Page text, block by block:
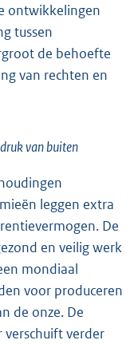
ontwikkelingen
tussen
de behoefte
van rechten en
van buiten
leggen extra
De
en veilig werk
mondiaal
voor produceren
de onze. De
verschuift verder